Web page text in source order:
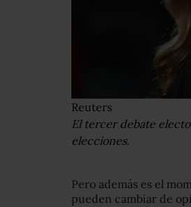
Reuters
El tercer debate
elecciones.
Pero además es el
pueden cambiar de